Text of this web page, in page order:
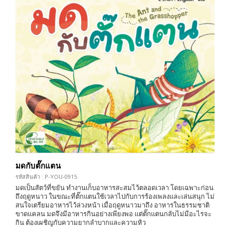
มดกับตั๊กแตน
รหัสสินค้า : P-YOU-0915
มดเป็นสัตว์ที่ขยัน ทำงานเก็บอาหารสะสมไว้ตลอดเวลา โดยเฉพาะก่อน
ถึงฤดูหนาว ในขณะที่ตั๊กแตนใช้เวลาไปกับการร้องเพลงและเล่นสนุก ไม่
สนใจเตรียมอาหารไว้ล่วงหน้า เมื่อฤดูหนาวมาถึง อาหารในธรรมชาติ
ขาดแคลน มดจึงมีอาหารกินอย่างเพียงพอ แต่ตั๊กแตนกลับไม่มีอะไรจะ
กิน ต้องเผชิญกับความยากลำบากและความหิว